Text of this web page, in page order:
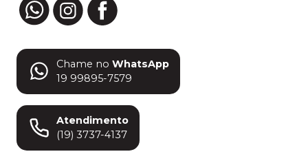
Chame no WhatsApp
19 99895-7579
Atendimento
(19) 3737-4137